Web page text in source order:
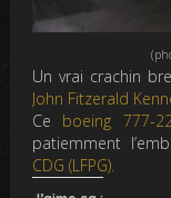
Un vrai crachin
John Fitzerald
Ce boeing 777-
patiemment
CDG (LFPG).